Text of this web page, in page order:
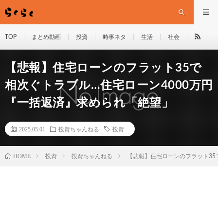
TOP まとめ動画 投資 時事ネタ 生活 社会
【悲報】住宅ローンのフラット35で
相次ぐトラブル…住宅ローン4000万円
『一括返済』求められ「絶望」
2025.05.01 投資ちゃんねる 投資
HOME 投資 投資ちゃんねる 【悲報】住宅ローンのフラット